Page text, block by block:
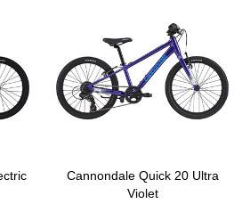
Cannondale Quick 20 Ultra
Violet